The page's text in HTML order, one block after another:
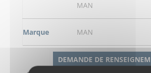
MAN
Marque MAN
DEMANDE DE